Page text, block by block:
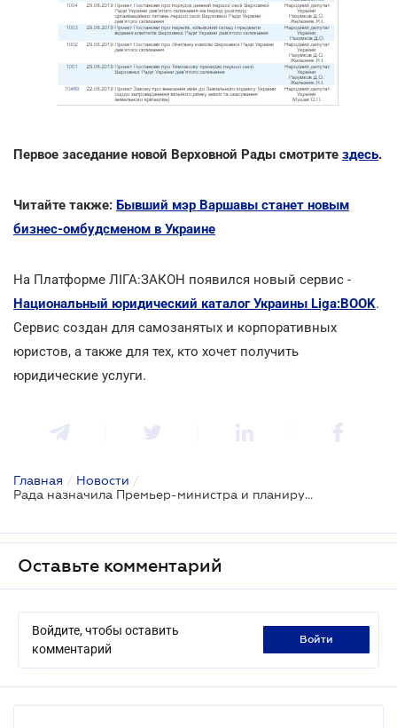
Первое заседание новой Верховной Рады смотрите здесь.
Читайте также: Бывший мэр Варшавы станет новым
бизнес-омбудсменом в Украине
На Платформе ЛІГА:ЗАКОН появился новый сервис -
Национальный юридический каталог Украины Liga:BOOK.
Сервис создан для самозанятых и корпоративных
юристов, а также для тех, кто хочет получить
юридические услуги.
Главная / Новости /
Рада назначила Премьер-министра и планирует рассмотреть больше 60 законодательных инициатив
Оставьте комментарий
Войдите, чтобы оставить
комментарий
войти